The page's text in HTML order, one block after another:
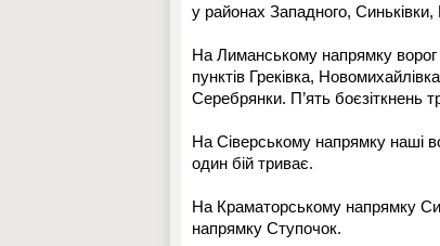
у районах Западного, Синьківки,
На Лиманському напрямку ворог
пунктів Греківка,
Серебрянки. П’ять боєзіткнень
На Сіверському напрямку наші
один бій триває.
На Краматорському напрямку
напрямку Ступочок.